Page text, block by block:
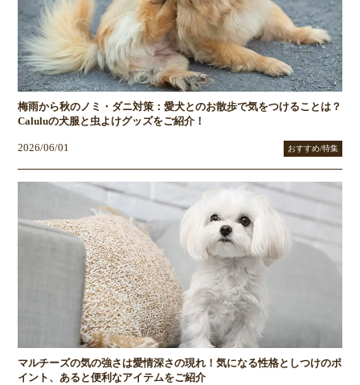
梅雨から秋のノミ・ダニ対策：愛犬とのお散歩で気をつけることは？
Caluluの犬服と虫よけグッズをご紹介！
2026/06/01 おすすめ/特集
マルチーズの気の強さは愛情深さの現れ！気になる性格としつけのポ
イント、あると便利なアイテムをご紹介